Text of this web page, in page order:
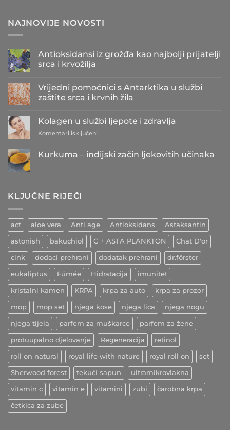
NAJNOVIJE NOVOSTI
Antioksidansi iz grožđa kao najbolji prijatelji
srca i krvožilja
na
Antioksidansi
iz
najbolji
prijatelji
srca
Vrijedni pomoćnici s Antarktika u službi
zaštite srca i krvnih žila
na
Vrijedni
pomoćnici
u
žila
Kolagen u službi ljepote i zdravlja
Komentari isključeni
u
službi
Kurkuma – indijski začin ljekovitih učinaka
–
indijski
učinaka
KLJUČNE RIJEČI
act aloe vera Anti age Antioksidans Astaksantin
astonish bakuchiol C + ASTA PLANKTON Chat D'or
cink dodaci prehrani dodatak prehrani dr.förster
eukaliptus Fúmée Hidratacija imunitet
kristalni kamen KRPA krpa za auto krpa za prozor
mop mop set njega kose njega lica njega nogu
njega tijela parfem za muškarce parfem za žene
protuupalno djelovanje Regeneracija retinol
roll on natural royal life with nature royal roll on set
Sherwood forest tekući sapun ultramikrovlakna
vitamin c vitamin e vitamini zubi čarobna krpa
četkica za zube